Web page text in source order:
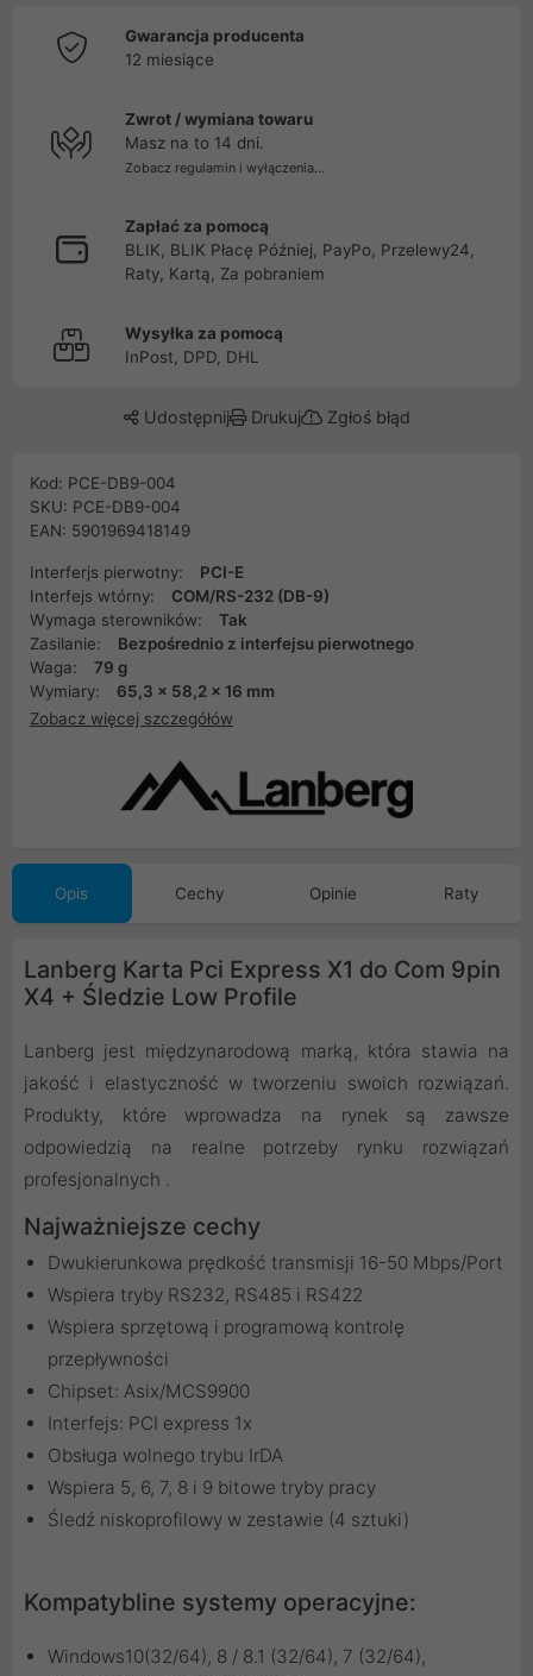
Gwarancja producenta
12 miesiące
Zwrot / wymiana towaru
Masz na to 14 dni.
Zobacz regulamin i wyłączenia...
Zapłać za pomocą
BLIK, BLIK Płacę Później, PayPo, Przelewy24,
Raty, Kartą, Za pobraniem
Wysyłka za pomocą
InPost, DPD, DHL
Udostępnij Drukuj Zgłoś błąd
Kod: PCE-DB9-004
SKU: PCE-DB9-004
EAN: 5901969418149
Interferjs pierwotny:
PCI-E
Interfejs wtórny:
COM/RS-232 (DB-9)
Wymaga sterowników:
Tak
Zasilanie:
Bezpośrednio z interfejsu pierwotnego
Waga:
79 g
Wymiary:
65,3 x 58,2 x 16 mm
Zobacz więcej szczegółów
Opis Cechy Opinie Raty
Lanberg Karta Pci Express X1 do Com 9pin
X4 + Śledzie Low Profile
Lanberg jest międzynarodową marką, która stawia na
jakość i elastyczność w tworzeniu swoich rozwiązań.
Produkty, które wprowadza na rynek są zawsze
odpowiedzią na realne potrzeby rynku rozwiązań
profesjonalnych .
Najważniejsze cechy
Dwukierunkowa prędkość transmisji 16-50 Mbps/Port
Wspiera tryby RS232, RS485 i RS422
Wspiera sprzętową i programową kontrolę
przepływności
Chipset: Asix/MCS9900
Interfejs: PCI express 1x
Obsługa wolnego trybu IrDA
Wspiera 5, 6, 7, 8 i 9 bitowe tryby pracy
Śledź niskoprofilowy w zestawie (4 sztuki)
Kompatybline systemy operacyjne:
Windows10(32/64), 8 / 8.1 (32/64), 7 (32/64),